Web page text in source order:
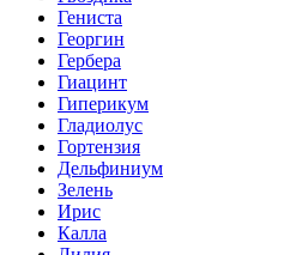
Гениста
Георгин
Гербера
Гиацинт
Гиперикум
Гладиолус
Гортензия
Дельфиниум
Зелень
Ирис
Калла